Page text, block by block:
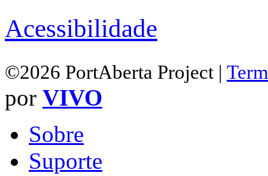
Acessibilidade
©2026 PortAberta Project |
por VIVO
Sobre
Suporte